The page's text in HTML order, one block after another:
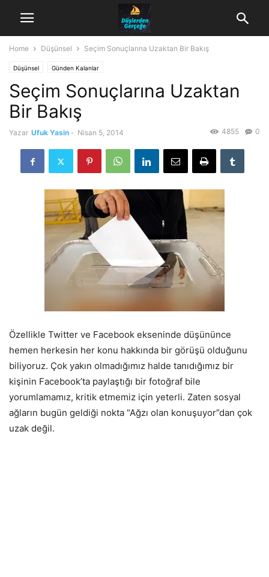
Home Düşünsel Seçim Sonuçlarına Uzaktan Bir Bakış
Düşünsel Günden Kalanlar
Seçim Sonuçlarına Uzaktan
Bir Bakış
Yazar Ufuk Yasin - Nisan 5, 2014 0
4855
Özellikle Twitter ve Facebook ekseninde düşününce
hemen herkesin her konu hakkında bir görüşü olduğunu
biliyoruz. Çok yakın olmadığımız halde tanıdığımız bir
kişinin Facebook’ta paylaştığı bir fotoğraf bile
yorumlamamız, kritik etmemiz için yeterli. Zaten sosyal
ağların bugün geldiği nokta “Ağzı olan konuşuyor”dan çok
uzak değil.